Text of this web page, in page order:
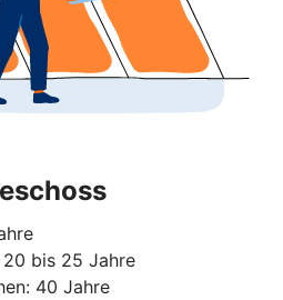
20 bis 25 Jahre
40 Jahre